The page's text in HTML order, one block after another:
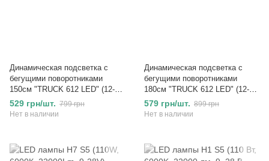
Динамическая подсветка с
бегущими поворотниками
150см "TRUCK 612 LED" (12-
24V, стоп, повороты)
529 грн/шт. 799 грн
Нет в наличии
Динамическая подсветка с
бегущими поворотниками
180см "TRUCK 612 LED" (12-
24V, стоп, повороты)
579 грн/шт. 899 грн
Нет в наличии